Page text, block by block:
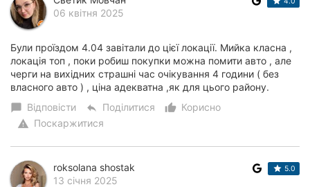
06 квітня 2025
Були проїздом 4.04 завітали до цієї локації. Мийка класна ,
локація топ , поки робиш покупки можна помити авто , але
черги на вихідних страшні час очікування 4 години ( без
власного авто ) , ціна адекватна ,як для цього району.
chat_bubble Відповісти reply Поділитися thumb_up_alt
Корисно
warning Поскаржитися
roksolana shostak
13 січня 2025
5.0